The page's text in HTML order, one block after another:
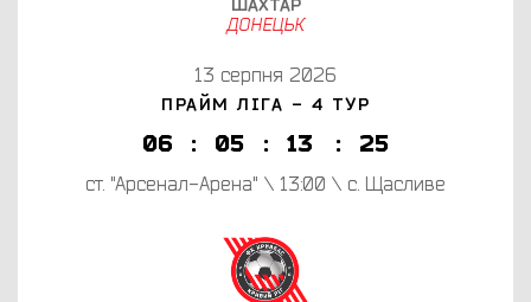
ДОНЕЦЬК
13 серпня 2026
ПРАЙМ ЛІГА - 4 ТУР
06 : 05 : 13 : 25
ст. "Арсенал-Арена" \ 13:00 \ с. Щасливе